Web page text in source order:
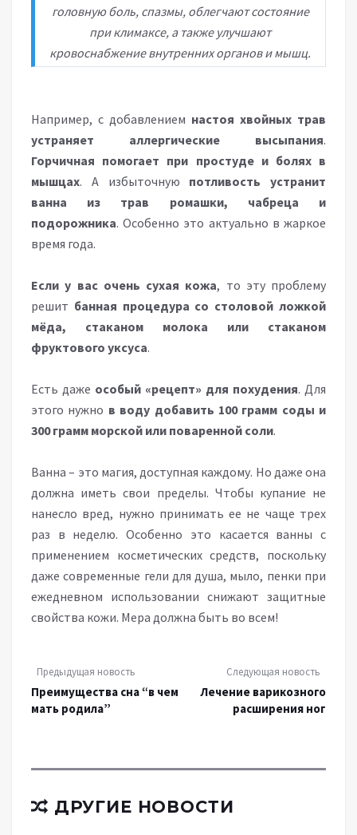
головную боль, спазмы, облегчают состояние
при климаксе, а также улучшают
кровоснабжение внутренних органов и мышц.
Например, с добавлением настоя хвойных трав
устраняет аллергические высыпания.
Горчичная помогает при простуде и болях в
мышцах. А избыточную потливость устранит
ванна из трав ромашки, чабреца и
подорожника. Особенно это актуально в жаркое
время года.
Если у вас очень сухая кожа, то эту проблему
решит банная процедура со столовой ложкой
мёда, стаканом молока или стаканом
фруктового уксуса.
Есть даже особый «рецепт» для похудения. Для
этого нужно в воду добавить 100 грамм соды и
300 грамм морской или поваренной соли.
Ванна – это магия, доступная каждому. Но даже она
должна иметь свои пределы. Чтобы купание не
нанесло вред, нужно принимать ее не чаще трех
раз в неделю. Особенно это касается ванны с
применением косметических средств, поскольку
даже современные гели для душа, мыло, пенки при
ежедневном использовании снижают защитные
свойства кожи. Мера должна быть во всем!
Предыдущая новость
Преимущества сна “в чем
мать родила”
Следующая новость
Лечение варикозного
расширения ног
ДРУГИЕ НОВОСТИ